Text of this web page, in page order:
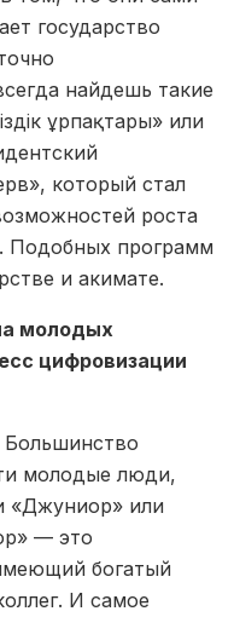
государство
найдешь такие
ұрпақтары» или
который стал
роста
Подобных программ
и акимате.
молодых
цифровизации
молодые люди,
«Джуниор» или
— это
богатый
И самое